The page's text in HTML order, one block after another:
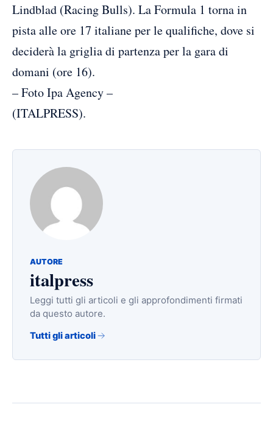
Lindblad (Racing Bulls). La Formula 1 torna in
pista alle ore 17 italiane per le qualifiche, dove si
deciderà la griglia di partenza per la gara di
domani (ore 16).
– Foto Ipa Agency –
(ITALPRESS).
AUTORE
italpress
Leggi tutti gli articoli e gli approfondimenti firmati
da questo autore.
Tutti gli articoli